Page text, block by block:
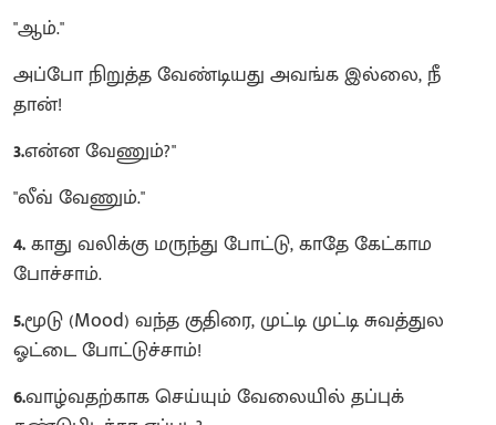
"ஆம்."
அப்போ நிறுத்த வேண்டியது அவங்க இல்லை, நீ
தான்!
3.என்ன வேணும்?"
"லீவ் வேணும்."
4.காது வலிக்கு மருந்து போட்டு, காதே கேட்காம
போச்சாம்.
5.மூடு (Mood) வந்த குதிரை, முட்டி முட்டி சுவத்துல
ஓட்டை போட்டுச்சாம்!
6.வாழ்வதற்காக செய்யும் வேலையில் தப்புக்